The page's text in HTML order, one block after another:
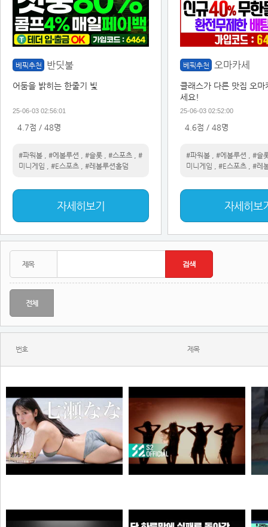
베픽추천 반딧불
어둠을 밝히는 한줄기 빛
25-06-03 02:56:01
4.7점 / 48명
#파워볼 #에볼루션 #슬롯 #스포츠
#
미니게임
#E스포츠 #레볼루션홀덤
자세히보기
베픽추천 오마카세
클래스가 다른 맛집 오마
세요!
25-06-03 02:52:00
4.6점 / 48명
#파워볼 #에볼루션
#슬
미니게임
#E스포츠 #레
자세히보
전체
번호 제목
원빈해설위원